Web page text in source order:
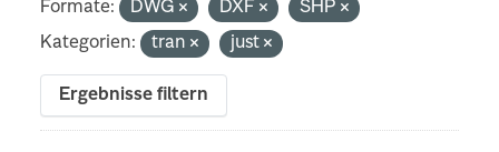
Formate: DWG DXF
SHP
Kategorien:
tran just
Ergebnisse filtern